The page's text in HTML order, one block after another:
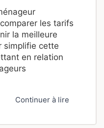
les tarifs
la meilleure
simplifie cette
en relation
Continuer à lire